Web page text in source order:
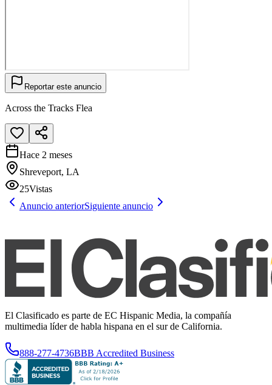
Reportar este anuncio
Across the Tracks Flea
Hace 2 meses
Shreveport, LA
25Vistas
Anuncio anteriorSiguiente anuncio
El Clasificado es parte de EC Hispanic Media, la compañía
multimedia líder de habla hispana en el sur de California.
888-277-4736BBB Accredited Business